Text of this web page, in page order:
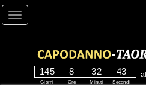
Toggle navigation
145
Giorni
8
Ore
32
Minuti
43
Secondi